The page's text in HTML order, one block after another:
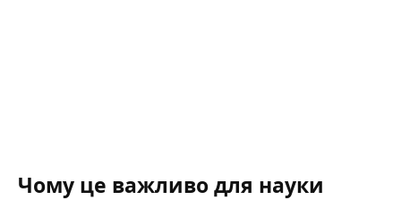
Чому це важливо для науки